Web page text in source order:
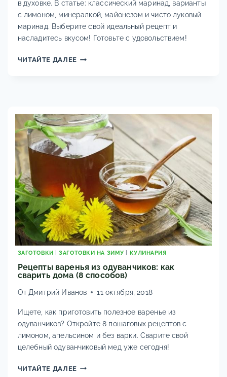
в духовке. В статье: классический маринад, варианты
с лимоном, минералкой, майонезом и чисто луковый
маринад. Выберите свой идеальный рецепт и
насладитесь вкусом! Готовьте с удовольствием!
ЧИТАЙТЕ ДАЛЕЕШАШЛЫК
ЛУКОМ
—
СОВЕТСКИХ
РЕЦЕПТОВ
ЗАГОТОВКИ |ЗАГОТОВКИ НА ЗИМУ | КУЛИНАРИЯ
Рецепты варенья из одуванчиков: как
сварить дома (8 способов)
От Дмитрий Иванов 11 октября, 2018
Ищете, как приготовить полезное варенье из
одуванчиков? Откройте 8 пошаговых рецептов с
лимоном, апельсином и без варки. Сварите свой
целебный одуванчиковый мед уже сегодня!
ЧИТАЙТЕ ДАЛЕЕРЕЦЕПТЫ